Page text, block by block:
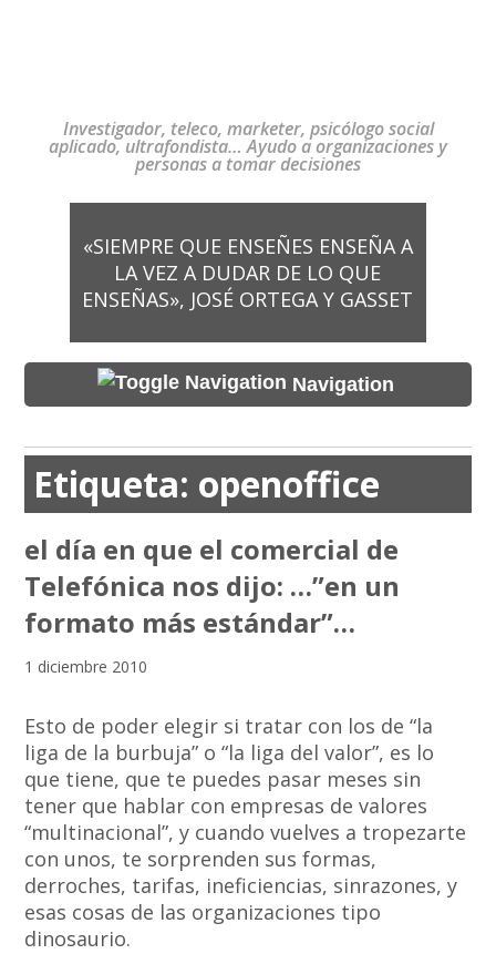
Investigador, teleco, marketer, psicólogo social
aplicado, ultrafondista… Ayudo a organizaciones y
personas a tomar decisiones
«SIEMPRE QUE ENSEÑES ENSEÑA A
LA VEZ A DUDAR DE LO QUE
ENSEÑAS», JOSÉ ORTEGA Y GASSET
Navigation
Etiqueta: openoffice
el día en que el comercial de
Telefónica nos dijo: …”en un
formato más estándar”…
1 diciembre 2010
Esto de poder elegir si tratar con los de “la
liga de la burbuja” o “la liga del valor”, es lo
que tiene, que te puedes pasar meses sin
tener que hablar con empresas de valores
“multinacional”, y cuando vuelves a tropezarte
con unos, te sorprenden sus formas,
derroches, tarifas, ineficiencias, sinrazones, y
esas cosas de las organizaciones tipo
dinosaurio.